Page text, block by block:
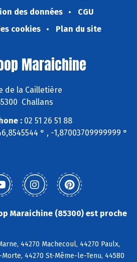
des données
CGU
cookies
Plan du site
Maraichine
de la Cailletière
Challans
:02 51 26 51 88
° , -1,87003709999999 °
Maraichine (85300) est proche
44270 Machecoul, 44270 Paulx,
44270 St-Même-le-Tenu, 44580